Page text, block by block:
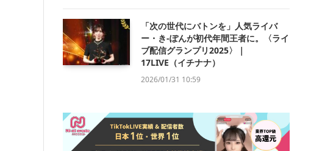
「次の世代にバトンを」人気ライバ
ー・き-ぽんが初代年間王者に。〈ライ
ブ配信グランプリ2025〉｜
17LIVE（イチナナ）
2026/01/31 10:59